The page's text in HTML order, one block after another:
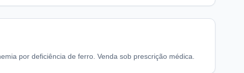
por deficiência de ferro. Venda sob prescrição médica.